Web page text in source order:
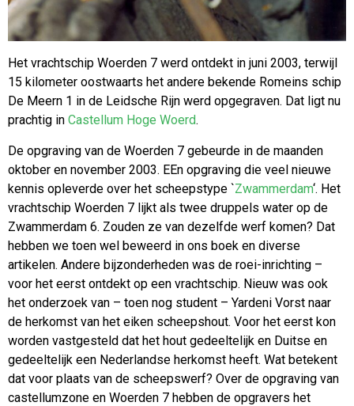
Het vrachtschip Woerden 7 werd ontdekt in juni 2003, terwijl
15 kilometer oostwaarts het andere bekende Romeins schip
De Meern 1 in de Leidsche Rijn werd opgegraven. Dat ligt nu
prachtig in Castellum Hoge Woerd.
De opgraving van de Woerden 7 gebeurde in de maanden
oktober en november 2003. EEn opgraving die veel nieuwe
kennis opleverde over het scheepstype `Zwammerdam‘. Het
vrachtschip Woerden 7 lijkt als twee druppels water op de
Zwammerdam 6. Zouden ze van dezelfde werf komen? Dat
hebben we toen wel beweerd in ons boek en diverse
artikelen. Andere bijzonderheden was de roei-inrichting –
voor het eerst ontdekt op een vrachtschip. Nieuw was ook
het onderzoek van – toen nog student – Yardeni Vorst naar
de herkomst van het eiken scheepshout. Voor het eerst kon
worden vastgesteld dat het hout gedeeltelijk en Duitse en
gedeeltelijk een Nederlandse herkomst heeft. Wat betekent
dat voor plaats van de scheepswerf? Over de opgraving van
castellumzone en Woerden 7 hebben de opgravers het